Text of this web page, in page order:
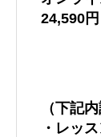
24,590円
（下記内
・レッ